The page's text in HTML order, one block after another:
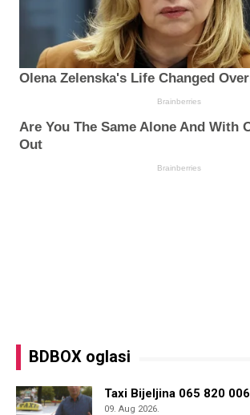
BDBOX oglasi
Taxi Bijeljina 065 820 006
09. Aug 2026.